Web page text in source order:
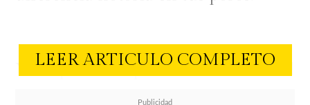
Y es que los expertos en control del
brillo están aquí para ayudarte
LEER ARTICULO COMPLETO